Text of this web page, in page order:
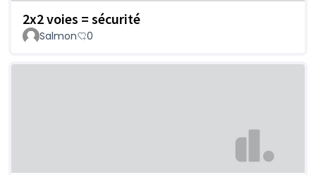
2x2 voies = sécurité
Salmon 0